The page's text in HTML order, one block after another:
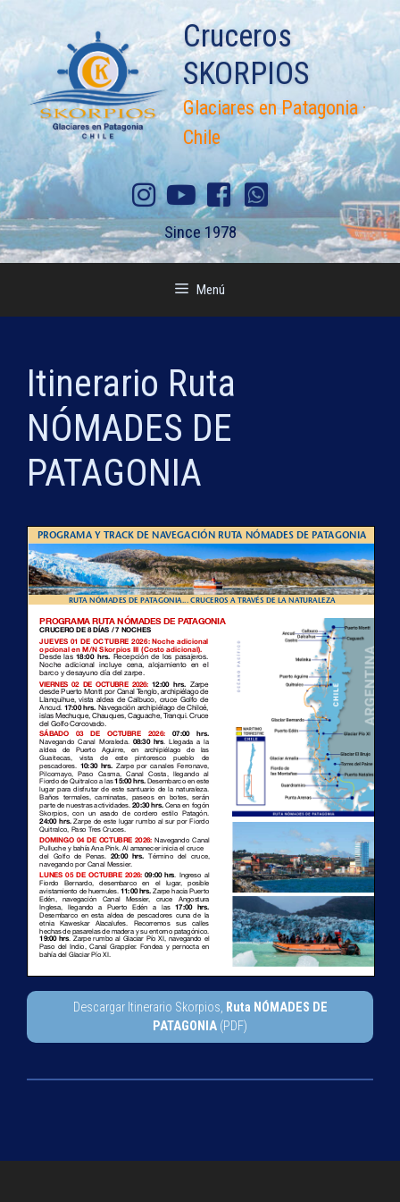
contenido
Cruceros
SKORPIOS
Glaciares en Patagonia ·
Chile
Since 1978
Menú
Itinerario Ruta
NÓMADES DE
PATAGONIA
Descargar Itinerario Skorpios, Ruta NÓMADES DE
PATAGONIA (PDF)